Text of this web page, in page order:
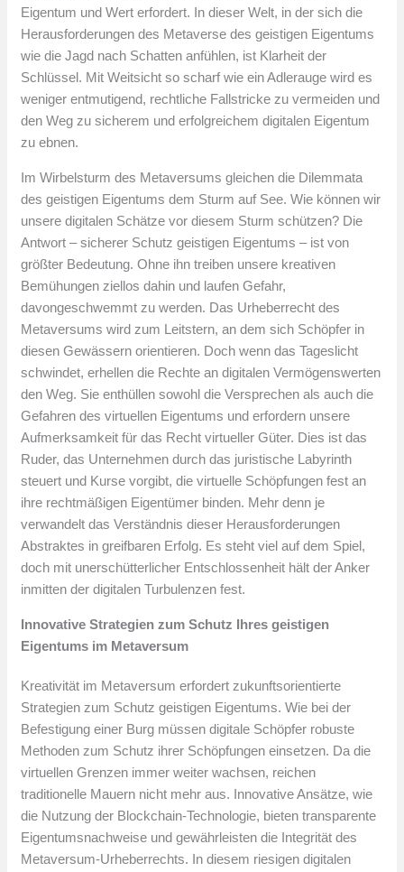
Eigentum und Wert erfordert. In dieser Welt, in der sich die
Herausforderungen des Metaverse des geistigen Eigentums
wie die Jagd nach Schatten anfühlen, ist Klarheit der
Schlüssel. Mit Weitsicht so scharf wie ein Adlerauge wird es
weniger entmutigend, rechtliche Fallstricke zu vermeiden und
den Weg zu sicherem und erfolgreichem digitalen Eigentum
zu ebnen.
Im Wirbelsturm des Metaversums gleichen die Dilemmata
des geistigen Eigentums dem Sturm auf See. Wie können wir
unsere digitalen Schätze vor diesem Sturm schützen? Die
Antwort – sicherer Schutz geistigen Eigentums – ist von
größter Bedeutung. Ohne ihn treiben unsere kreativen
Bemühungen ziellos dahin und laufen Gefahr,
davongeschwemmt zu werden. Das Urheberrecht des
Metaversums wird zum Leitstern, an dem sich Schöpfer in
diesen Gewässern orientieren. Doch wenn das Tageslicht
schwindet, erhellen die Rechte an digitalen Vermögenswerten
den Weg. Sie enthüllen sowohl die Versprechen als auch die
Gefahren des virtuellen Eigentums und erfordern unsere
Aufmerksamkeit für das Recht virtueller Güter. Dies ist das
Ruder, das Unternehmen durch das juristische Labyrinth
steuert und Kurse vorgibt, die virtuelle Schöpfungen fest an
ihre rechtmäßigen Eigentümer binden. Mehr denn je
verwandelt das Verständnis dieser Herausforderungen
Abstraktes in greifbaren Erfolg. Es steht viel auf dem Spiel,
doch mit unerschütterlicher Entschlossenheit hält der Anker
inmitten der digitalen Turbulenzen fest.
Innovative Strategien zum Schutz Ihres geistigen
Eigentums im Metaversum
Kreativität im Metaversum erfordert zukunftsorientierte
Strategien zum Schutz geistigen Eigentums. Wie bei der
Befestigung einer Burg müssen digitale Schöpfer robuste
Methoden zum Schutz ihrer Schöpfungen einsetzen. Da die
virtuellen Grenzen immer weiter wachsen, reichen
traditionelle Mauern nicht mehr aus. Innovative Ansätze, wie
die Nutzung der Blockchain-Technologie, bieten transparente
Eigentumsnachweise und gewährleisten die Integrität des
Metaversum-Urheberrechts. In diesem riesigen digitalen